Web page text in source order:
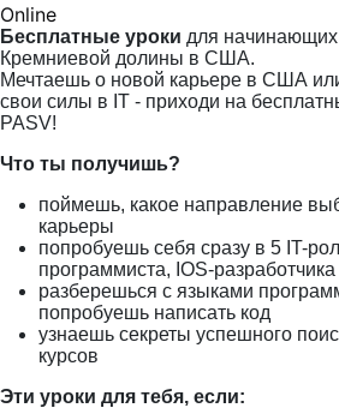
Online
Бесплатные уроки для начинающих
Кремниевой долины в США.
Мечтаешь о новой карьере в США
свои силы в IT - приходи на
PASV!
Что ты получишь?
поймешь, какое направление
карьеры
попробуешь себя сразу в 5 IT-
программиста, IOS-
разберешься с языками
попробуешь написать код
узнаешь секреты успешного
курсов
Эти уроки для тебя, если: